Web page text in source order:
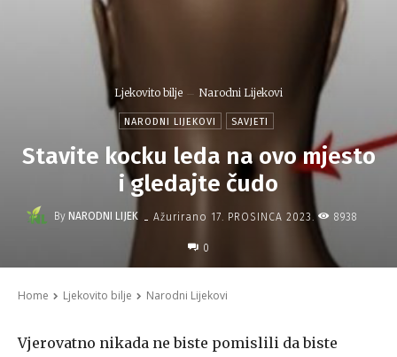
Ljekovito bilje Narodni Lijekovi
NARODNI LIJEKOVI SAVJETI
Stavite kocku leda na ovo mjesto
i gledajte čudo
By NARODNI LIJEK - Ažurirano 17. PROSINCA 2023. 8938
0
Home Ljekovito bilje Narodni Lijekovi
Vjerovatno nikada ne biste pomislili da biste